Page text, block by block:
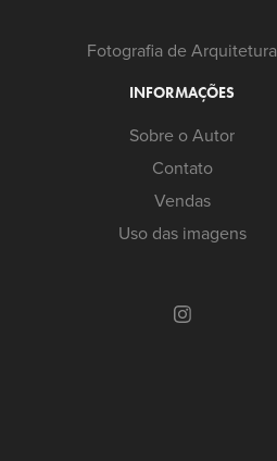
Fotografia de Arquitetura
INFORMAÇÕES
Sobre o Autor
Contato
Vendas
Uso das imagens